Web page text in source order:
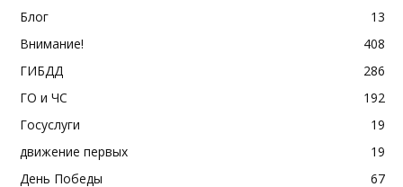
Блог
13
Внимание!
408
ГИБДД
286
ГО и ЧС
192
Госуслуги
19
движение первых
19
День Победы
67